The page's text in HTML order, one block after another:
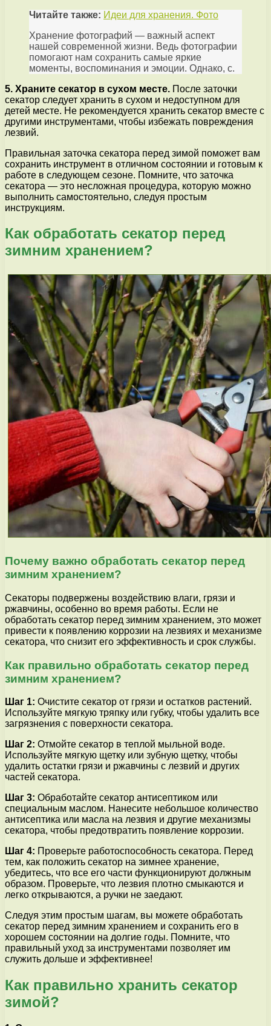
Читайте также: Идеи для хранения. Фото
Хранение фотографий — важный аспект
нашей современной жизни. Ведь фотографии
помогают нам сохранить самые яркие
моменты, воспоминания и эмоции. Однако, с.
5. Храните секатор в сухом месте. После заточки
секатор следует хранить в сухом и недоступном для
детей месте. Не рекомендуется хранить секатор вместе с
другими инструментами, чтобы избежать повреждения
лезвий.
Правильная заточка секатора перед зимой поможет вам
сохранить инструмент в отличном состоянии и готовым к
работе в следующем сезоне. Помните, что заточка
секатора — это несложная процедура, которую можно
выполнить самостоятельно, следуя простым
инструкциям.
Как обработать секатор перед
зимним хранением?
Почему важно обработать секатор перед
зимним хранением?
Секаторы подвержены воздействию влаги, грязи и
ржавчины, особенно во время работы. Если не
обработать секатор перед зимним хранением, это может
привести к появлению коррозии на лезвиях и механизме
секатора, что снизит его эффективность и срок службы.
Как правильно обработать секатор перед
зимним хранением?
Шаг 1: Очистите секатор от грязи и остатков растений.
Используйте мягкую тряпку или губку, чтобы удалить все
загрязнения с поверхности секатора.
Шаг 2: Отмойте секатор в теплой мыльной воде.
Используйте мягкую щетку или зубную щетку, чтобы
удалить остатки грязи и ржавчины с лезвий и других
частей секатора.
Шаг 3: Обработайте секатор антисептиком или
специальным маслом. Нанесите небольшое количество
антисептика или масла на лезвия и другие механизмы
секатора, чтобы предотвратить появление коррозии.
Шаг 4: Проверьте работоспособность секатора. Перед
тем, как положить секатор на зимнее хранение,
убедитесь, что все его части функционируют должным
образом. Проверьте, что лезвия плотно смыкаются и
легко открываются, а ручки не заедают.
Следуя этим простым шагам, вы можете обработать
секатор перед зимним хранением и сохранить его в
хорошем состоянии на долгие годы. Помните, что
правильный уход за инструментами позволяет им
служить дольше и эффективнее!
Как правильно хранить секатор
зимой?